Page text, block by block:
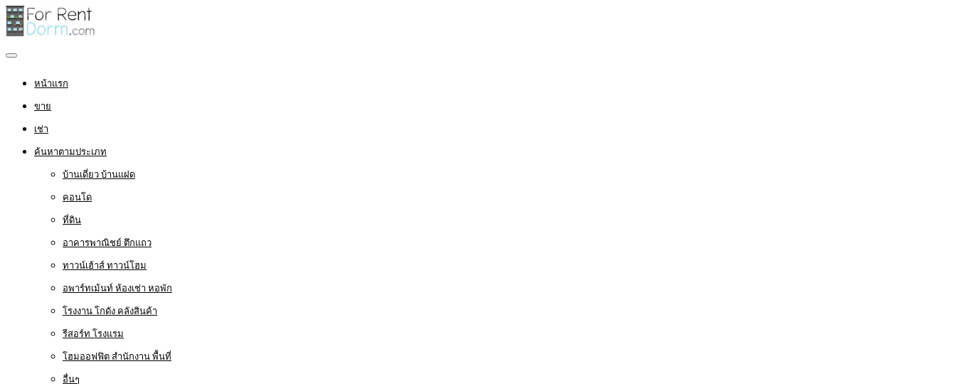
หน้าแรก
ขาย
เช่า
ค้นหาตามประเภท
บ้านเดี่ยว บ้านแฝด
คอนโด
ที่ดิน
อาคารพาณิชย์ ตึกแถว
ทาวน์เฮ้าส์ ทาวน์โฮม
อพาร์ทเม้นท์ ห้องเช่า หอพัก
โรงงาน โกดัง คลังสินค้า
รีสอร์ท โรงแรม
โฮมออฟฟิต สำนักงาน พื้นที่
อื่นๆ